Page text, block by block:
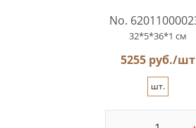
No.
32*5*36*1 см
5255 руб./шт
шт.